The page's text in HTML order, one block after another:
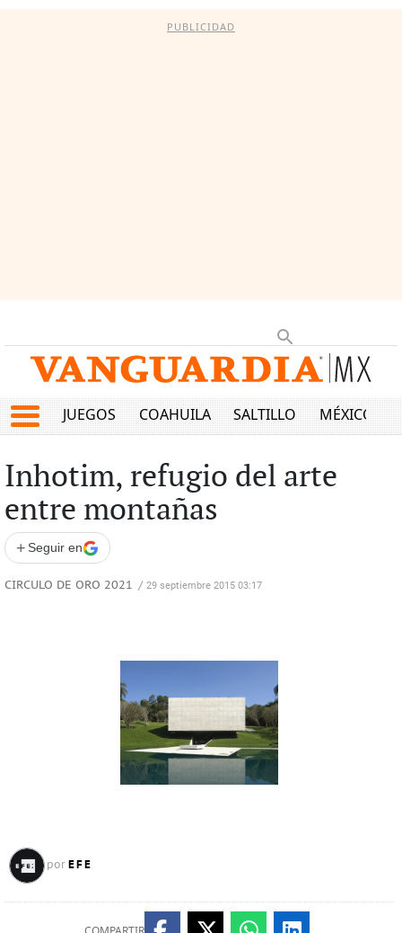
PUBLICIDAD
JUEGOS COAHUILA SALTILLO MÉXICO
Inhotim, refugio del arte
entre montañas
+ Seguir en
CIRCULO DE ORO 2021 / 29 septiembre 2015 03:17
por EFE